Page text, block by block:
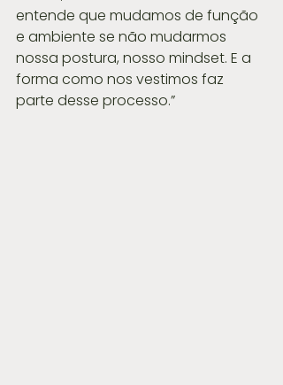
entende que mudamos de função
e ambiente se não mudarmos
nossa postura, nosso mindset. E a
forma como nos vestimos faz
parte desse processo.”